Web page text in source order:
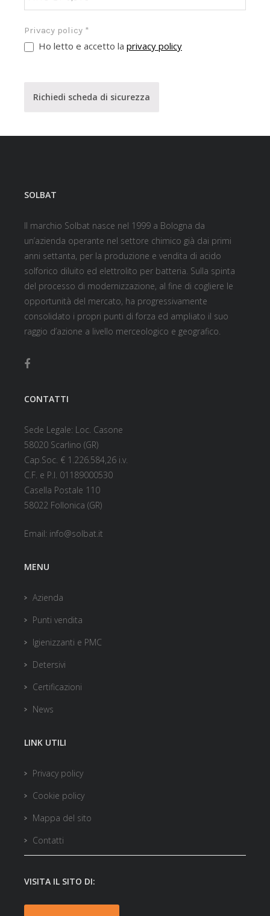
Privacy policy *
Ho letto e accetto la privacy policy
Richiedi scheda di sicurezza
SOLBAT
Il marchio Solbat nasce nel 1999 a Bologna da
un’azienda operante nel settore chimico già dai primi
anni settanta, per la produzione e vendita di acido
solforico diluito ed elettrolito per batteria. Sulla spinta
del processo di modernizzazione, al fine di cogliere le
opportunità del mercato, ha progressivamente
consolidato i propri punti di forza ed ampliato il suo
raggio d’azione a livello merceologico e geografico.
CONTATTI
Sede Legale: Loc. Casone
58020 Scarlino (GR)
Cap.Soc. € 1.226.584,26 i.v.
C.F. e P.I. 01189000530
Casella Postale 110
58022 Follonica (GR)
Email: info@solbat.it
MENU
Azienda
Punti vendita
Igienizzanti e PMC
Detersivi
Certificazioni
News
LINK UTILI
Privacy policy
Cookie policy
Mappa del sito
Contatti
VISITA IL SITO DI: